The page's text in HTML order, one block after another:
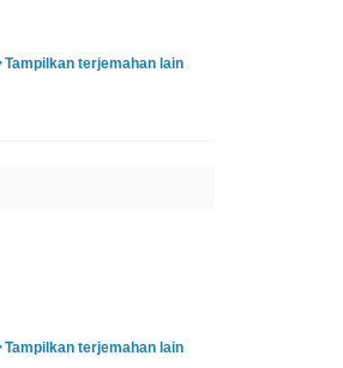
Tampilkan terjemahan lain
Tampilkan terjemahan lain